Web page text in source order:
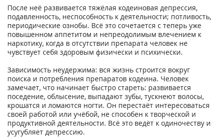
После неё развивается тяжёлая кодеиновая депрессия,
подавленность, неспособность к деятельности; потливость,
периодические ознобы. Всё это сочетается с теперь уже
повышенном аппетитом и непреодолимым влечением к
наркотику, когда в отсутствии препарата человек не
чувствует себя здоровым физически и психически.
Зависимость неудержима: вся жизнь строится вокруг
поиска и потребления препаратов кодеина. Человек
замечает, что начинает быстро стареть: развивается
поседение, облысение, выпадают зубы, тускнеют волосы,
крошатся и ломаются ногти. Он перестаёт интересоваться
своей работой или учёбой, не способен к творческой и
продуктивной деятельности. Всё это ведёт к одиночеству и
усугубляет депрессию.